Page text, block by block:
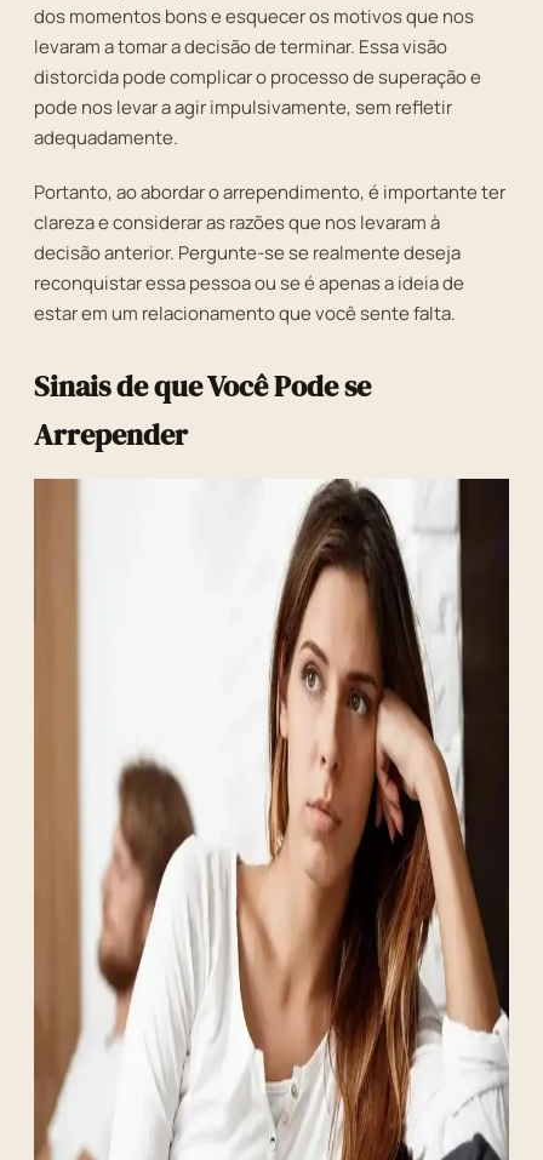
dos momentos bons e esquecer os motivos que nos
levaram a tomar a decisão de terminar. Essa visão
distorcida pode complicar o processo de superação e
pode nos levar a agir impulsivamente, sem refletir
adequadamente.
Portanto, ao abordar o arrependimento, é importante ter
clareza e considerar as razões que nos levaram à
decisão anterior. Pergunte-se se realmente deseja
reconquistar essa pessoa ou se é apenas a ideia de
estar em um relacionamento que você sente falta.
Sinais de que Você Pode se
Arrepender